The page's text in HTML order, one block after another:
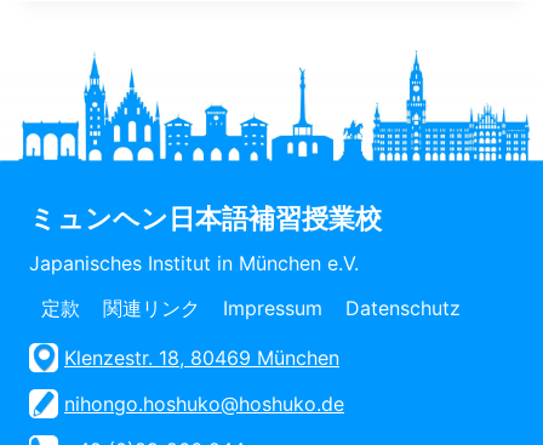
ミュンヘン日本語補習授業校
Japanisches Institut in München e.V.
定款
関連リンク Impressum Datenschutz
Klenzestr. 18, 80469 München
nihongo.hoshuko@hoshuko.de